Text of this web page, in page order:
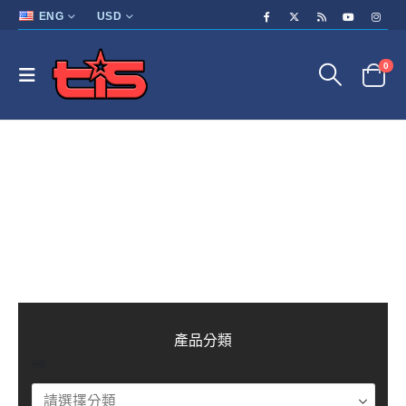
ENG USD
0
產品分類
Product Category Dropdown